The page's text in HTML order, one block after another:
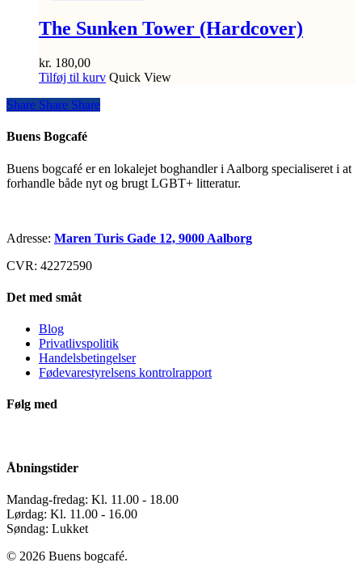
The Sunken Tower (Hardcover)
kr. 180,00
Tilføj til kurv Quick View
Share
Share Share Share
Buens Bogcafé
Buens bogcafé er en lokalejet boghandler i Aalborg specialiseret i at
forhandle både nyt og brugt LGBT+ litteratur.
Adresse: Maren Turis Gade 12, 9000 Aalborg
CVR: 42272590
Det med småt
Blog
Privatlivspolitik
Handelsbetingelser
Fødevarestyrelsens kontrolrapport
Følg med
Åbningstider
Mandag-fredag: Kl. 11.00 - 18.00
Lørdag: Kl. 11.00 - 16.00
Søndag: Lukket
© 2026 Buens bogcafé.